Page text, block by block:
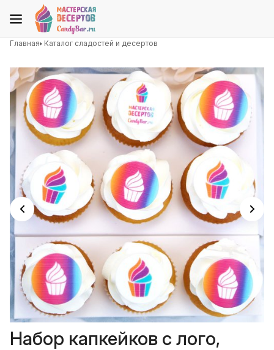
Главная Каталог сладостей и десертов
Набор капкейков с лого,